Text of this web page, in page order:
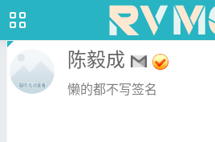
陈毅成
懒的都不写签名